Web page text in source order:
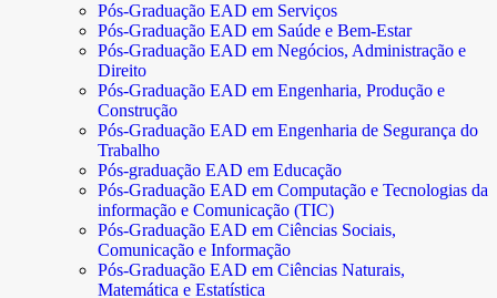
Pós-Graduação EAD em Serviços
Pós-Graduação EAD em Saúde e Bem-Estar
Pós-Graduação EAD em Negócios, Administração e
Direito
Pós-Graduação EAD em Engenharia, Produção e
Construção
Pós-Graduação EAD em Engenharia de Segurança do
Trabalho
Pós-graduação EAD em Educação
Pós-Graduação EAD em Computação e Tecnologias da
informação e Comunicação (TIC)
Pós-Graduação EAD em Ciências Sociais,
Comunicação e Informação
Pós-Graduação EAD em Ciências Naturais,
Matemática e Estatística